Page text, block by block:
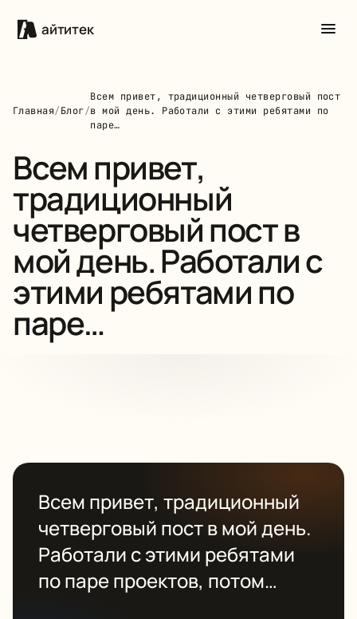
айтитек
Главная/Блог/
Всем привет, традиционный четверговый пост
в мой день. Работали с этими ребятами по
паре…
Всем привет,
традиционный
четверговый пост в
мой день. Работали с
этими ребятами по
паре…
Всем привет, традиционный
четверговый пост в мой день.
Работали с этими ребятами
по паре проектов, потом